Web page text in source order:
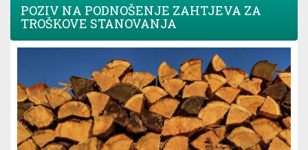
POZIV NA PODNOŠENJE ZAHTJEVA ZA
TROŠKOVE STANOVANJA